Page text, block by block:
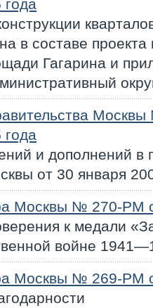
года
в составе
Гагарина и
года
и дополнений в
от 30 января
Москвы № 270-РМ
к медали
войне
Москвы № 269-РМ